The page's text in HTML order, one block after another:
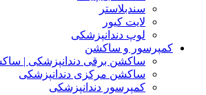
سندبلاستر
لایت کیور
لوپ دندانپزشکی
کمپرسور و ساکشن
ساکشن برقی دندانپزشکی |
ساکشن مرکزی دندانپزشکی
کمپرسور دندانپزشکی